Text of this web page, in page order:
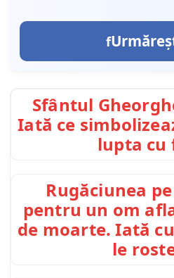
Sfântul
Iată ce
lupta cu
Rugăciunea
pentru un om
de moarte. Iată
le